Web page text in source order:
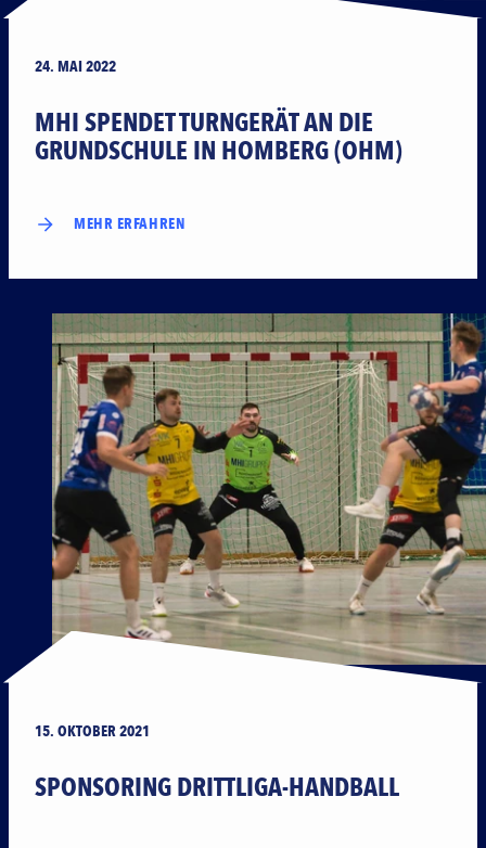
24. MAI 2022
MHI SPENDET TURNGERÄT AN DIE
GRUNDSCHULE IN HOMBERG (OHM)
MEHR ERFAHREN
15. OKTOBER 2021
SPONSORING DRITTLIGA-HANDBALL